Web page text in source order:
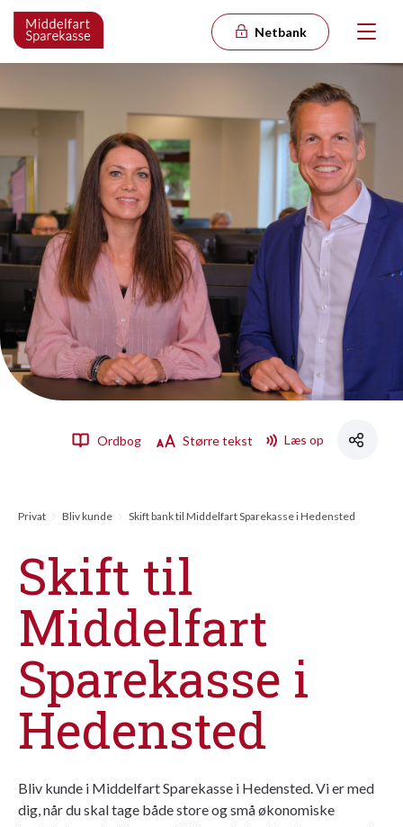
Netbank
Ordbog Større tekst Læs op
Privat Bliv kunde Skift bank til Middelfart Sparekasse i Hedensted
Skift til
Middelfart
Sparekasse i
Hedensted
Bliv kunde i Middelfart Sparekasse i Hedensted. Vi er med
dig, når du skal tage både store og små økonomiske